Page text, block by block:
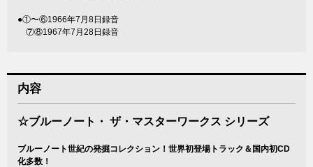
●①〜⑥1966年7月8日録音
⑦⑧1967年7月28日録音
内容
☆ブルーノート・ ザ・マスターワークス シリーズ
ブルーノート世紀の発掘コレクション！世界初登場トラック＆国内初CD
化多数！